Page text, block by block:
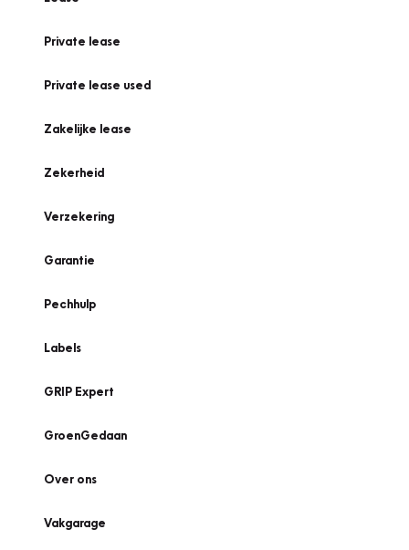
Private lease
Private lease used
Zakelijke lease
Zekerheid
Verzekering
Garantie
Pechhulp
Labels
GRIP Expert
GroenGedaan
Over ons
Vakgarage